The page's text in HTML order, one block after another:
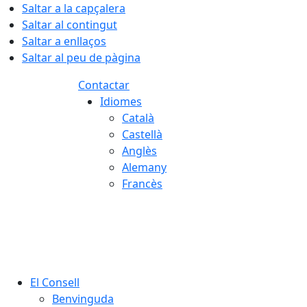
Saltar a la capçalera
Saltar al contingut
Saltar a enllaços
Saltar al peu de pàgina
Contactar
Idiomes
Català
Castellà
Anglès
Alemany
Francès
El Consell
Benvinguda